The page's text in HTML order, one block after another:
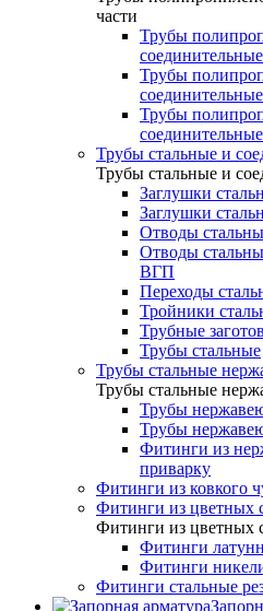
части
Трубы
Трубы
Трубы
Трубы стальные и
Трубы стальные и
Заглушки
Заглушки
Отводы
Отводы
ВГП
Переходы
Тройники
Трубные
Трубы стальные
Трубы стальные
Трубы стальные
Трубы
Трубы
Фитинги из
приварку
Фитинги из ковкого
Фитинги из цветных
Фитинги из цветных
Фитинги
Фитинги
Фитинги стальные